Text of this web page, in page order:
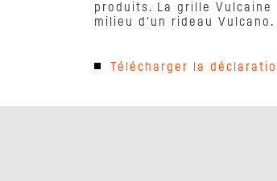
produits. La grille
milieu d'un rideau Vulcano.
Télécharger la